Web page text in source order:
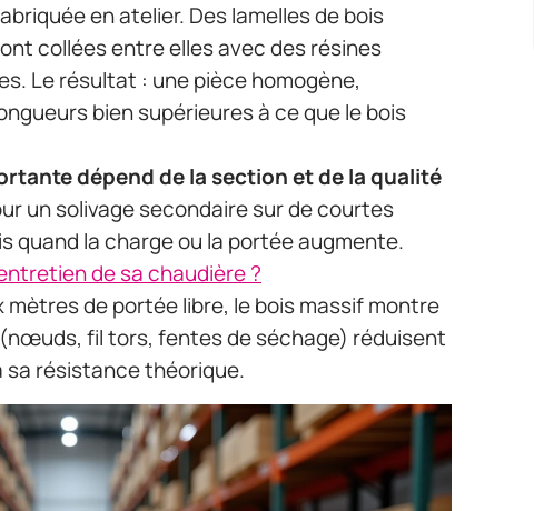
en atelier. Des lamelles de bois
collées entre elles avec des résines
Le résultat : une pièce homogène,
bien supérieures à ce que le bois
dépend de la section et de la qualité
un solivage secondaire sur de courtes
quand la charge ou la portée augmente.
de sa chaudière ?
mètres de portée libre, le bois massif montre
fil tors, fentes de séchage) réduisent
résistance théorique.